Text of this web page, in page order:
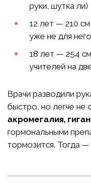
руки, шутка ли)
12 лет — 210
уже не для
18 лет — 254
учителей на
Врачи разводили
быстро, но легче не
акромегалия,
гормональными
тормозится. Тогда